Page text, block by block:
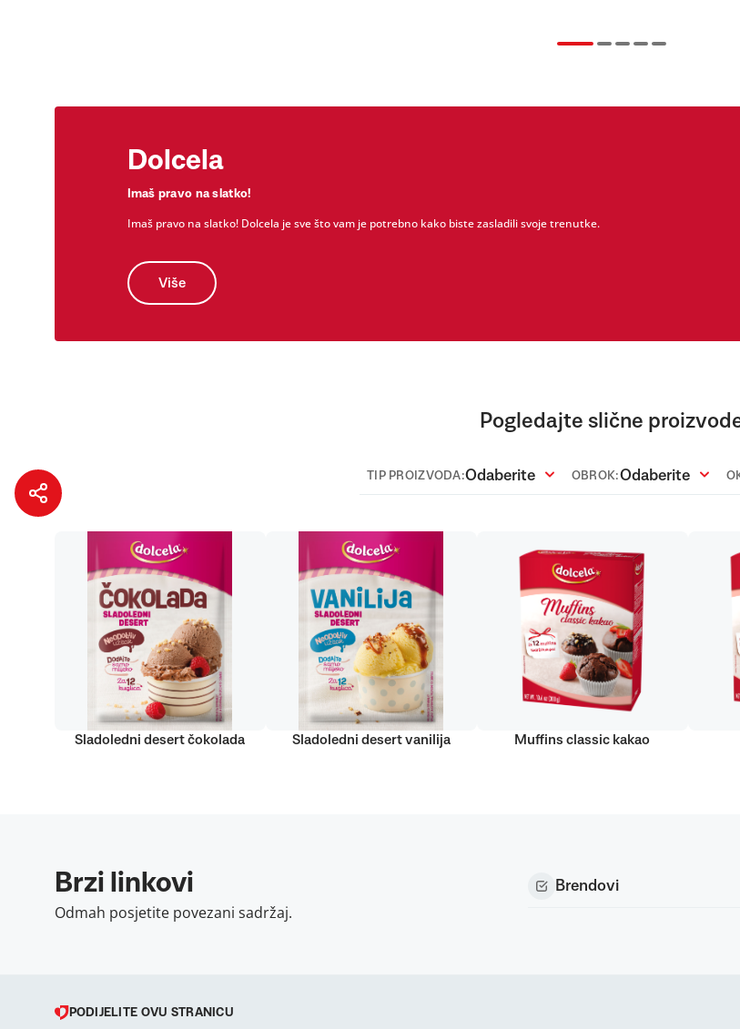
Dolcela
Imaš pravo na slatko!
Imaš pravo na slatko! Dolcela je sve što vam je potrebno kako biste zasladili svoje trenutke.
Više
Pogledajte slične
TIP PROIZVODA:Odaberite OBROK:Odaberite
Sladoledni desert čokolada Sladoledni desert vanilija Muffins classic kakao
Brzi linkovi
Odmah posjetite povezani sadržaj.
Brendovi
PODIJELITE OVU STRANICU